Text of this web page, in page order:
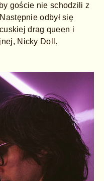
goście nie schodzili z
odbył się
drag queen i
Nicky Doll.